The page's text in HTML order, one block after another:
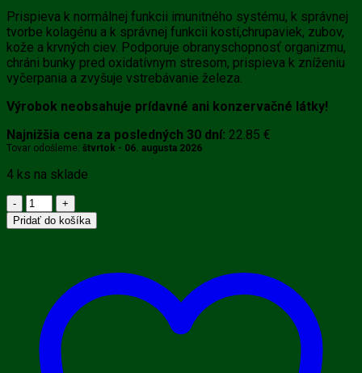
Prispieva k normálnej funkcii imunitného systému, k správnej
tvorbe kolagénu a k správnej funkcii kostí,chrupaviek, zubov,
kože a krvných ciev. Podporuje obranyschopnosť organizmu,
chráni bunky pred oxidatívnym stresom, prispieva k zníženiu
vyčerpania a zvyšuje vstrebávanie železa.
Výrobok neobsahuje prídavné ani konzervačné látky!
Najnižšia cena za posledných 30 dní: 22.85 €
Tovar odošleme: štvrtok - 06. augusta 2026
4 ks na sklade
množstvo
VitaminBottle
Tekutý
AKCIA
Pridať do košíka